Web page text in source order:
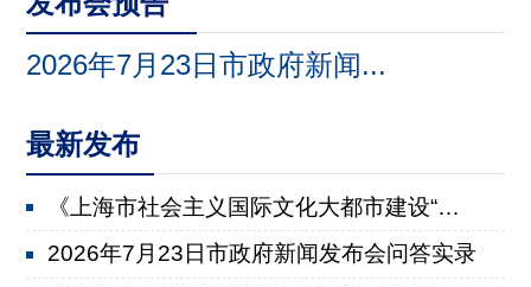
2026年7月23日市政府新闻...
最新发布
《上海市社会主义国际文化大都市建设“十五五”规划》...
2026年7月23日市政府新闻发布会问答实录